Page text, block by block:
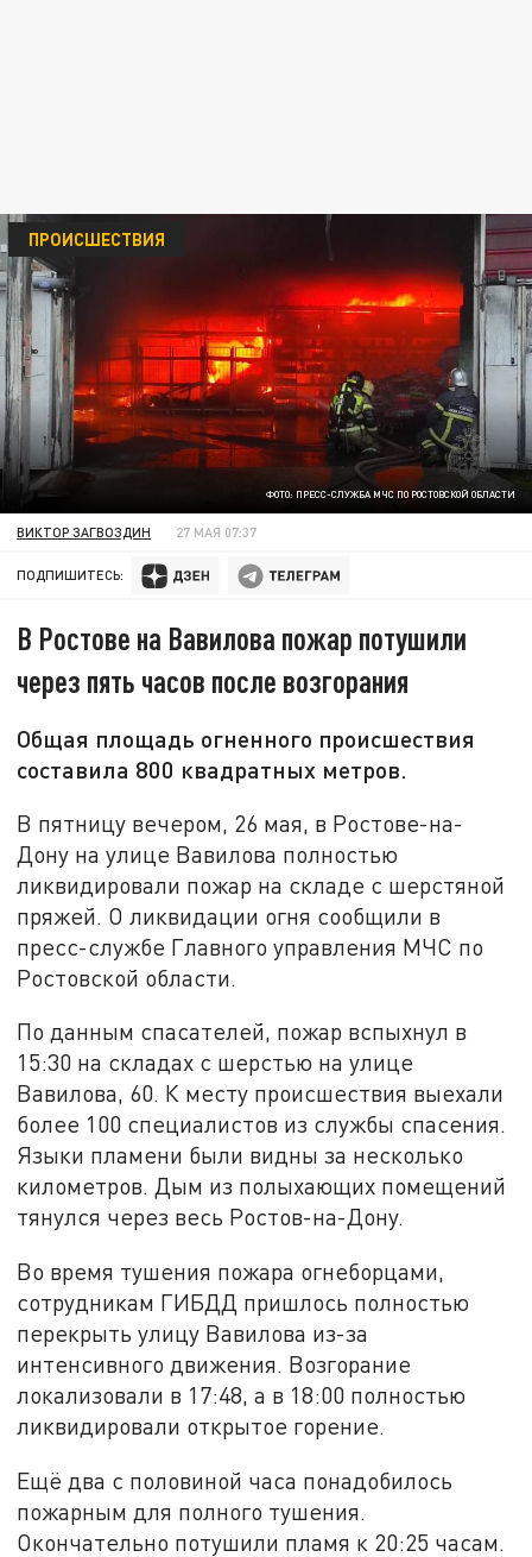
ФОТО: ПРЕСС-СЛУЖБА МЧС ПО РОСТОВСКОЙ ОБЛАСТИ
ПРОИСШЕСТВИЯ
ВИКТОР ЗАГВОЗДИН 27 МАЯ 07:37
ПОДПИШИТЕСЬ:
В Ростове на Вавилова пожар потушили
через пять часов после возгорания
Общая площадь огненного происшествия
составила 800 квадратных метров.
В пятницу вечером, 26 мая, в Ростове-на-
Дону на улице Вавилова полностью
ликвидировали пожар на складе с шерстяной
пряжей. О ликвидации огня сообщили в
пресс-службе Главного управления МЧС по
Ростовской области.
По данным спасателей, пожар вспыхнул в
15:30 на складах с шерстью на улице
Вавилова, 60. К месту происшествия выехали
более 100 специалистов из службы спасения.
Языки пламени были видны за несколько
километров. Дым из полыхающих помещений
тянулся через весь Ростов-на-Дону.
Во время тушения пожара огнеборцами,
сотрудникам ГИБДД пришлось полностью
перекрыть улицу Вавилова из-за
интенсивного движения. Возгорание
локализовали в 17:48, а в 18:00 полностью
ликвидировали открытое горение.
Ещё два с половиной часа понадобилось
пожарным для полного тушения.
Окончательно потушили пламя к 20:25 часам.